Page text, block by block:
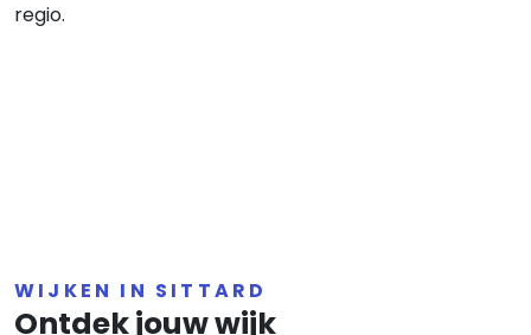
regio.
WIJKEN IN SITTARD
Ontdek jouw wijk